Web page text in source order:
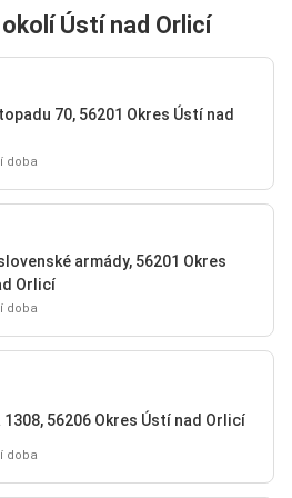
Ústí nad Orlicí
70, 56201 Okres Ústí nad
doba
armády, 56201 Okres
Orlicí
doba
1308, 56206 Okres Ústí nad Orlicí
doba